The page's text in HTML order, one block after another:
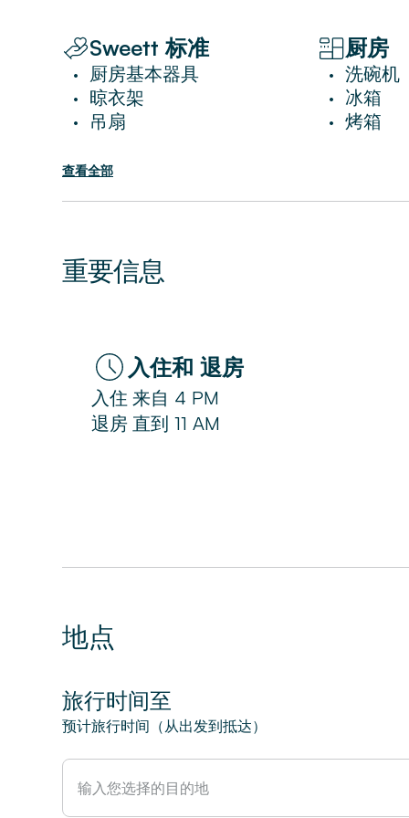
檔購物中心和別緻的咖啡館。
這間位於米蘭市中心的公寓非常適合單獨
賓至如歸的感覺。
Sweett 标准
• 厨房基本器具
• 晾衣架
• 吊扇
厨房
• 洗碗机
• 冰箱
• 烤箱
查看全部
重要信息
入住和 退房
入住 来自 4 PM
退房 直到 11 AM
地点
旅行时间至
预计旅行时间（从出发到抵达）